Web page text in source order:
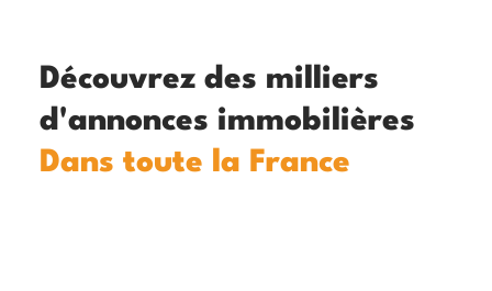
Découvrez des milliers
d'annonces immobilières
Dans toute la France